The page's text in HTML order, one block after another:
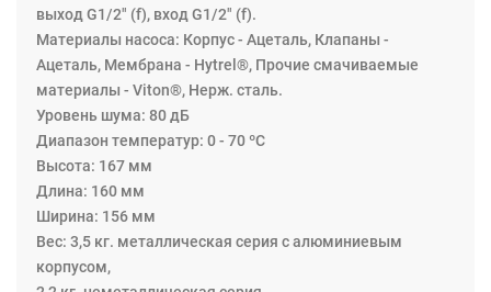
выход G1/2" (f), вход G1/2" (f).
Материалы насоса: Корпус - Ацеталь, Клапаны -
Ацеталь, Мембрана - Hytrel®, Прочие смачиваемые
материалы - Viton®, Нерж. сталь.
Уровень шума: 80 дБ
Диапазон температур: 0 - 70 ºC
Высота: 167 мм
Длина: 160 мм
Ширина: 156 мм
Вес: 3,5 кг. металлическая серия с алюминиевым
корпусом,